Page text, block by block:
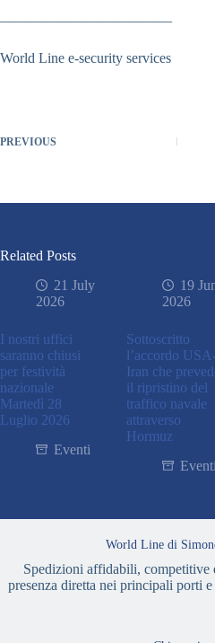
————————————
World Line e-security services
PREVIOUS
Related Posts
21 July
2026
I nostri uffici
saranno chiusi
per festività
nazionale
Martedì 28
Luglio 2026
Eventi
19
2026
Sottoscritto
l’accordo
Iran che
il ripristino del
traffico navale
attraverso
Hormuz
Eventi
World Line di
Spedizioni affidabili, competitive
presenza diretta nei principali porti